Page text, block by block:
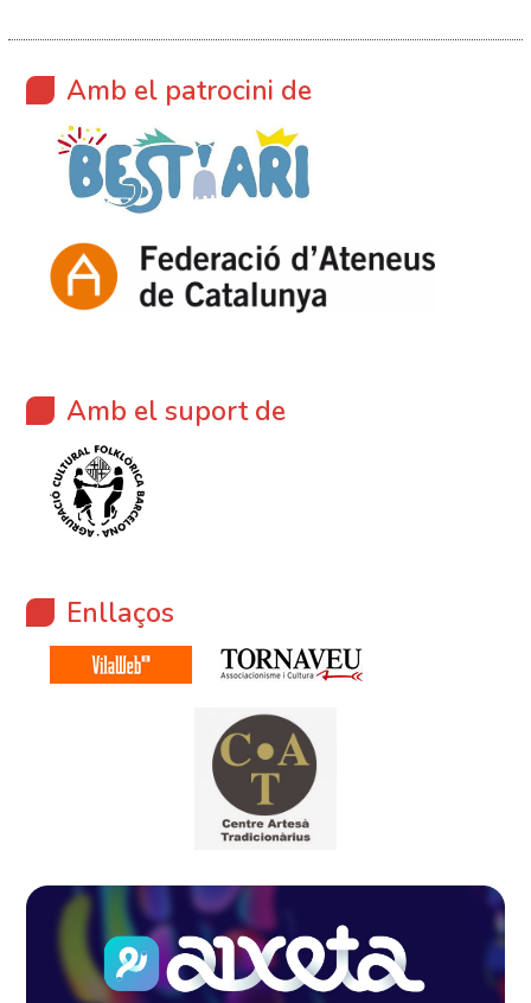
Amb el patrocini de
Amb el suport de
Enllaços